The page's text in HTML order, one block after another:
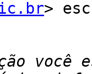
>
você